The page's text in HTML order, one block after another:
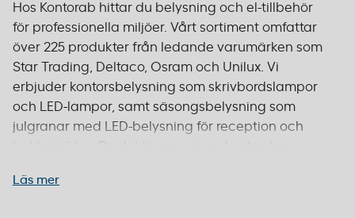
Hos Kontorab hittar du belysning och el-tillbehör
för professionella miljöer. Vårt sortiment omfattar
över 225 produkter från ledande varumärken som
Star Trading, Deltaco, Osram och Unilux. Vi
erbjuder kontorsbelysning som skrivbordslampor
och LED-lampor, samt säsongsbelysning som
julgranar med LED-belysning för reception och
butiksmiljöer. Produkterna passar kontor, lager,
kvalitetsbelysning är viktig. Många av våra
Läs mer